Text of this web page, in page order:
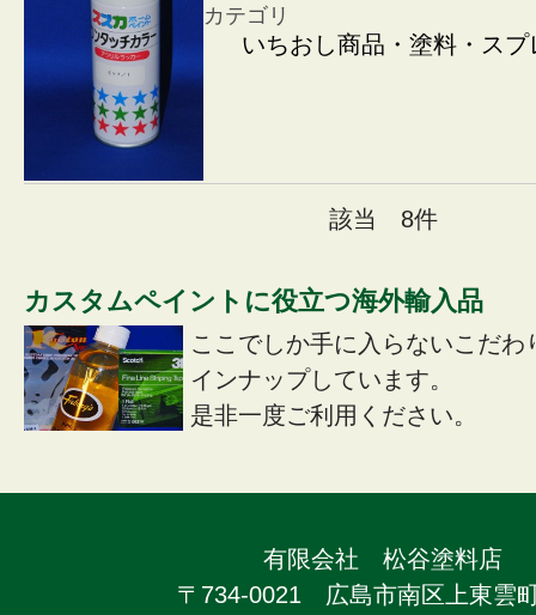
カテゴリ
いちおし商品・塗料・スプ
該当 8件
カスタムペイントに役立つ海外輸入品
ここでしか手に入らないこだわ
インナップしています。
是非一度ご利用ください。
有限会社 松谷塗料店
〒734-0021 広島市南区上東雲